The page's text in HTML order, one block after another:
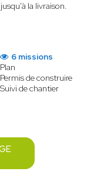
la livraison.
6 missions
Plan
Permis de construire
Suivi de chantier